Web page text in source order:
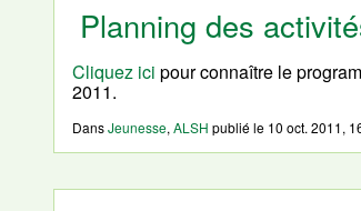
Planning des
Cliquez ici pour connaître le
2011.
DansJeunesse, ALSH publié le 10 oct. 2011,